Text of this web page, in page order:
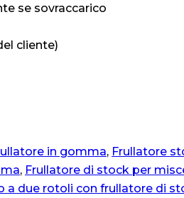
se sovraccarico
cliente)
in gomma, Frullatore
, Frullatore di stock per
a due rotoli con frullatore di